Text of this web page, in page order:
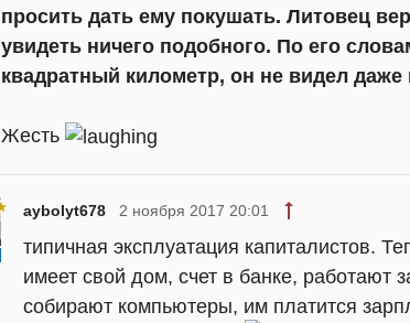
просить дать ему покушать. Литовец
увидеть ничего подобного. По его
квадратный километр, он не видел даже
Жесть
aybolyt678 2 ноября 2017 20:01
типичная эксплуатация капиталистов.
имеет свой дом, счет в банке, работают
собирают компьютеры, им платится